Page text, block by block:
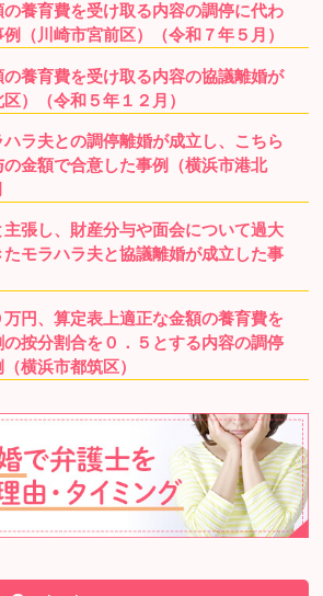
養育費を受け取る内容の調停に代わ
（川崎市宮前区）（令和７年５月）
養育費を受け取る内容の協議離婚が
）（令和５年１２月）
ラ夫との調停離婚が成立し、こちら
金額で合意した事例（横浜市港北
張し、財産分与や面会について過大
モラハラ夫と協議離婚が成立した事
円、算定表上適正な金額の養育費を
按分割合を０．５とする内容の調停
横浜市都筑区）